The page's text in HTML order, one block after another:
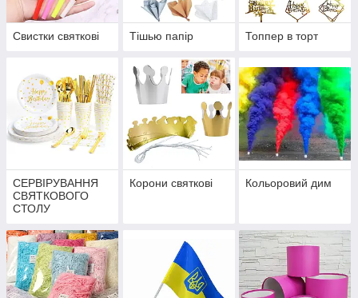
Свистки святкові Тішью папір Топпер в торт
СЕРВІРУВАННЯ
СВЯТКОВОГО
СТОЛУ
Корони святкові Кольоровий дим